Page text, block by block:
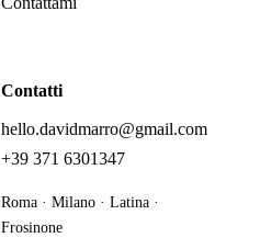
Contatti
hello.davidmarro@gmail.com
+39 371 6301347
Roma · Milano · Latina ·
Frosinone